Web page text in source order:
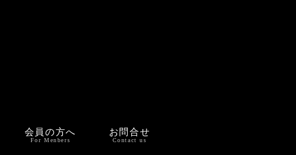
会員の方へ
For Menbers
お問合せ
Contact us